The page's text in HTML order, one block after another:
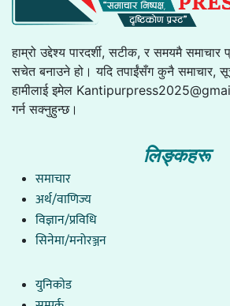
हाम्रो उद्देश्य पारदर्शी, सटीक, र समयमै समाचार
सचेत बनाउने हो। यदि तपाईंसँग कुनै समाचार,
हामीलाई इमेल
गर्न सक्नुहुन्छ।
लिङ्कहरू
समाचार
अर्थ/वाणिज्य
विज्ञान/प्रविधि
सिनेमा/मनोरञ्जन
युनिकाेड